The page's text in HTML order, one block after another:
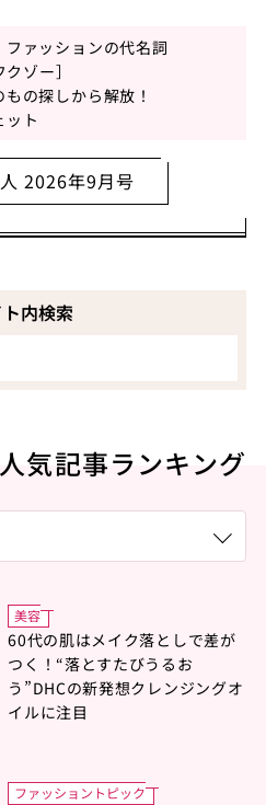
ファッションの代名詞
ゾー］
の探しから解放！
ット
2026年9月号
内検索
人気記事ランキング
美容
60代の肌はメイク落としで差が
つく！“落とすたびうるお
う”DHCの新発想クレンジングオ
イルに注目
ファッショントピック